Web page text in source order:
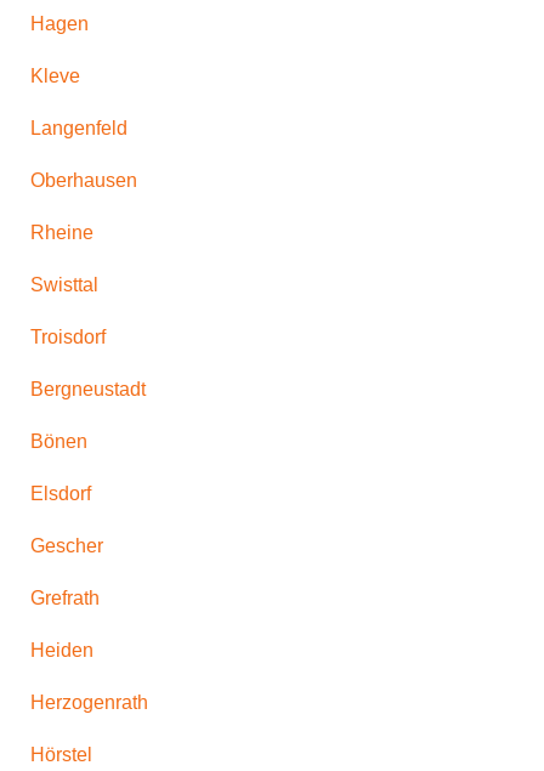
Hagen
Kleve
Langenfeld
Oberhausen
Rheine
Swisttal
Troisdorf
Bergneustadt
Bönen
Elsdorf
Gescher
Grefrath
Heiden
Herzogenrath
Hörstel